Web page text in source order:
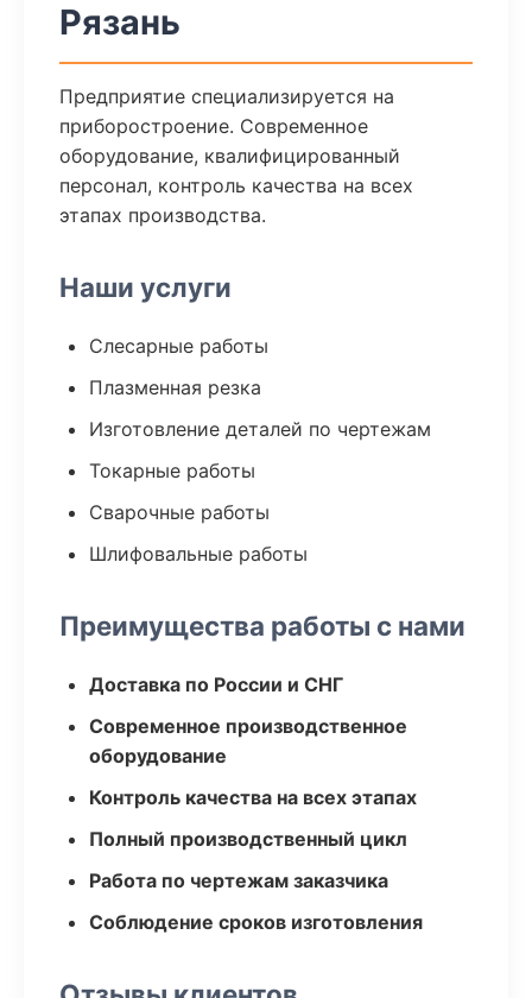
Рязань
Предприятие специализируется на
приборостроение. Современное
оборудование, квалифицированный
персонал, контроль качества на всех
этапах производства.
Наши услуги
Слесарные работы
Плазменная резка
Изготовление деталей по чертежам
Токарные работы
Сварочные работы
Шлифовальные работы
Преимущества работы с нами
Доставка по России и СНГ
Современное производственное
оборудование
Контроль качества на всех этапах
Полный производственный цикл
Работа по чертежам заказчика
Соблюдение сроков изготовления